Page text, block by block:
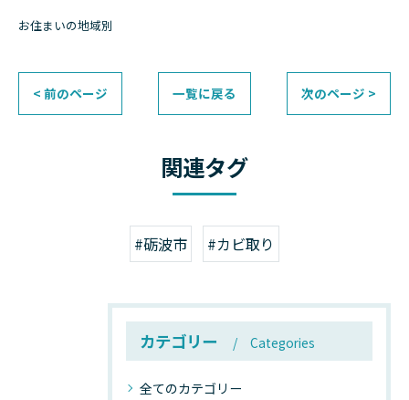
お住まいの地域別
< 前のページ 一覧に戻る 次のページ >
関連タグ
#砺波市 #カビ取り
カテゴリー Categories
全てのカテゴリー